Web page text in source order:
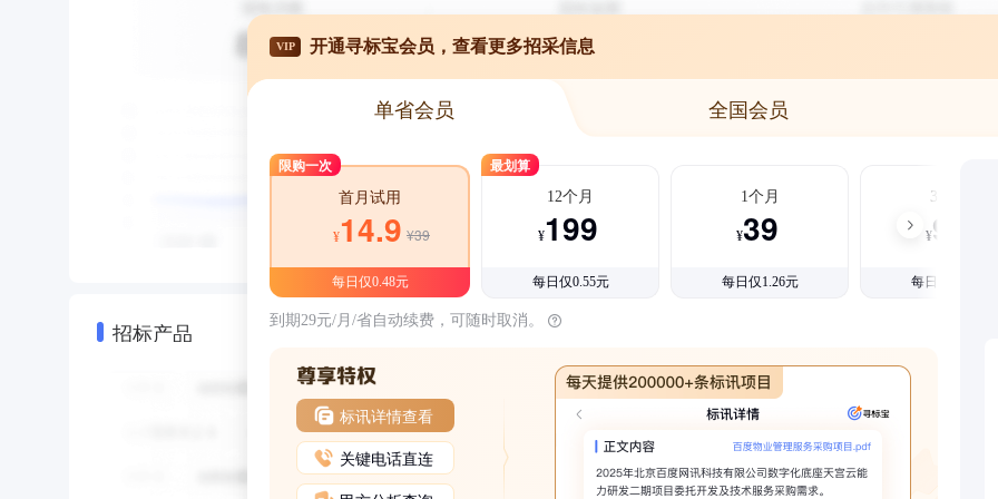
招标产品
VIP 开通寻标宝会员，查看更多招采信息
单省会员 全国会员
限购一次
首月试用
¥14.9 ¥39
每日仅0.48元
最划算
12个月
¥199
每日仅0.55元
1个月
¥39
每日仅1.26元
3个月
¥99
每日仅1.08元
到期29元/月/省自动续费，可随时取消。
标讯详情查看
关键电话直连